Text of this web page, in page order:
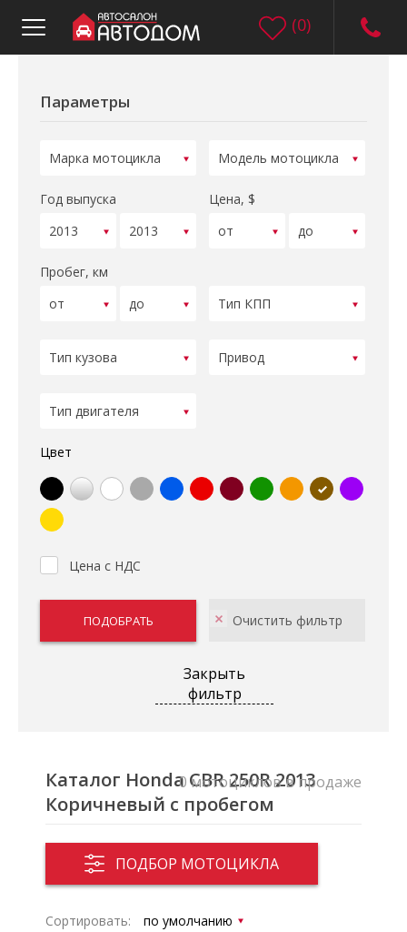
(0)
Параметры
Год выпуска Цена, $
Пробег, км
Цвет
Цена с НДС
Закрыть
фильтр
Каталог Honda CBR 250R 2013
Коричневый с пробегом
ПОДБОР МОТОЦИКЛА
0 мотоциклов в продаже
Сортировать: